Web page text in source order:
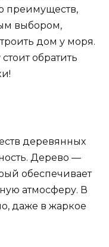
преимуществ,
выбором,
дом у моря.
обратить
деревянных
Дерево —
обеспечивает
атмосферу. В
даже в жаркое